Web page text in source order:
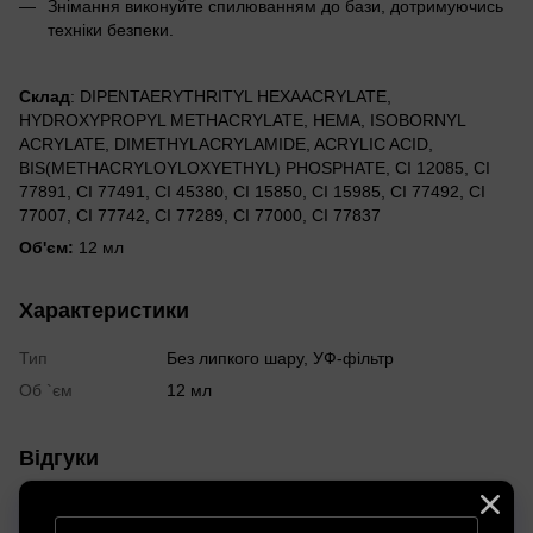
Знімання виконуйте спилюванням до бази, дотримуючись
техніки безпеки.
Склад: DIPENTAERYTHRITYL HEXAACRYLATE,
HYDROXYPROPYL METHACRYLATE, HEMA, ISOBORNYL
ACRYLATE, DIMETHYLACRYLAMIDE, ACRYLIC ACID,
BIS(METHACRYLOYLOXYETHYL) PHOSPHATE, CI 12085, CI
77891, CI 77491, CI 45380, CI 15850, CI 15985, CI 77492, CI
77007, CI 77742, CI 77289, CI 77000, CI 77837
Об'єм: 12 мл
Характеристики
Тип
Без липкого шару, УФ-фільтр
Об `єм
12 мл
Відгуки